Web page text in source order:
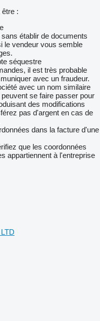
:
établir de documents
le vendeur vous semble
séquestre
il est très probable
avec un fraudeur.
avec un nom similaire
se faire passer pour
des modifications
pas d'argent en cas de
dans la facture d'une
que les coordonnées
appartiennent à l'entreprise